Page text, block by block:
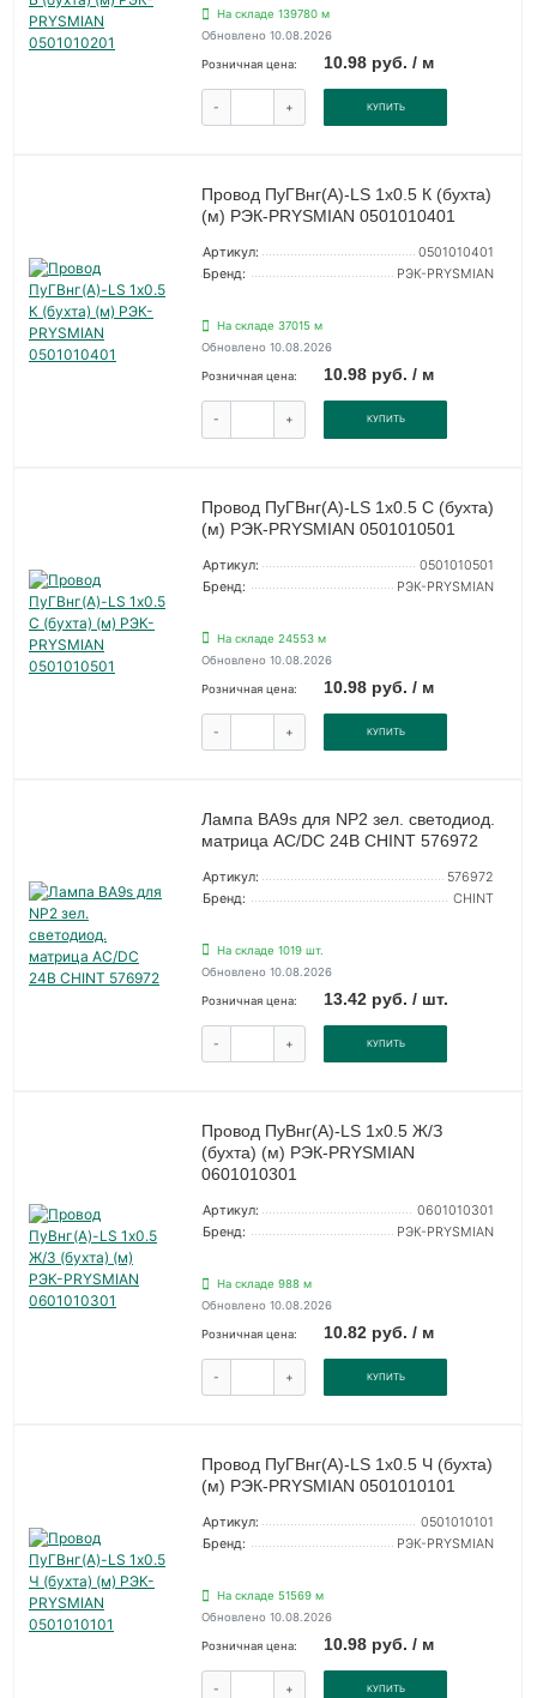
На складе 139780 м
Обновлено 10.08.2026
Розничная цена: 10.98 руб. / м
- + КУПИТЬ
Провод ПуГВнг(А)-LS 1х0.5 К (бухта)
(м) РЭК-PRYSMIAN 0501010401
Артикул:
0501010401
Бренд:
РЭК-PRYSMIAN
На складе 37015 м
Обновлено 10.08.2026
Розничная цена: 10.98 руб. / м
- + КУПИТЬ
Провод ПуГВнг(А)-LS 1х0.5 С (бухта)
(м) РЭК-PRYSMIAN 0501010501
Артикул:
0501010501
Бренд:
РЭК-PRYSMIAN
На складе 24553 м
Обновлено 10.08.2026
Розничная цена: 10.98 руб. / м
- + КУПИТЬ
Лампа BA9s для NP2 зел. светодиод.
матрица AC/DC 24В CHINT 576972
Артикул:
576972
Бренд:
CHINT
На складе 1019 шт.
Обновлено 10.08.2026
Розничная цена: 13.42 руб. / шт.
- + КУПИТЬ
Провод ПуВнг(А)-LS 1х0.5 Ж/З
(бухта) (м) РЭК-PRYSMIAN
0601010301
Артикул:
0601010301
Бренд:
РЭК-PRYSMIAN
На складе 988 м
Обновлено 10.08.2026
Розничная цена: 10.82 руб. / м
- + КУПИТЬ
Провод ПуГВнг(А)-LS 1х0.5 Ч (бухта)
(м) РЭК-PRYSMIAN 0501010101
Артикул:
0501010101
Бренд:
РЭК-PRYSMIAN
На складе 51569 м
Обновлено 10.08.2026
Розничная цена: 10.98 руб. / м
- + КУПИТЬ